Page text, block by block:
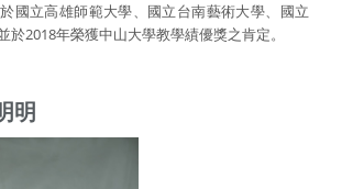
國立高雄師範大學、國立台南藝術大學、國立
於2018年榮獲中山大學教學績優獎之肯定。
明